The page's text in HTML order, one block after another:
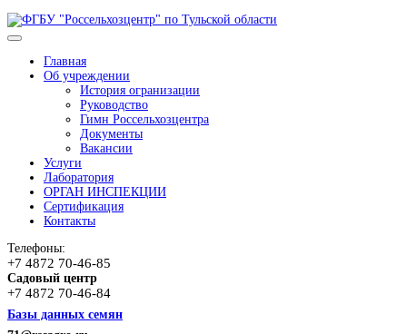
Главная
Об учреждении
История огранизации
Руководство
Гимн Россельхозцентра
Документы
Вакансии
Услуги
Лаборатория
ОРГАН ИНСПЕКЦИИ
Сертификация
Контакты
Телефоны:
+7 4872 70-46-85
Садовый центр
+7 4872 70-46-84
Базы данных семян